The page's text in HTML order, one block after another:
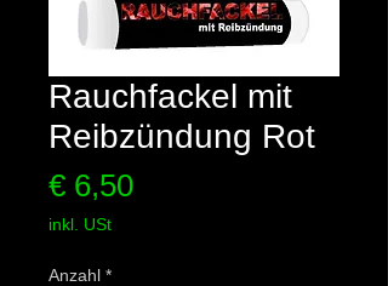
Rauchfackel mit
Reibzündung Rot
€ 6,50Preis
inkl. USt
Anzahl *